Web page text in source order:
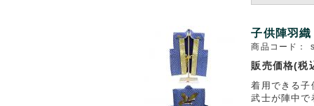
子供陣羽
商品コード：
販売価格(税
着用できる子
武士が陣中で